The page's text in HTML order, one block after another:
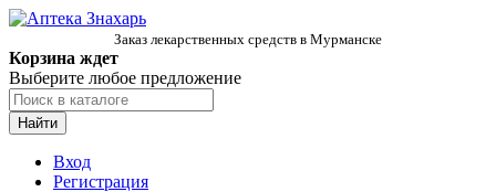
Заказ лекарственных средств в Мурманске
Корзина ждет
Выберите любое предложение
Найти
Вход
Регистрация